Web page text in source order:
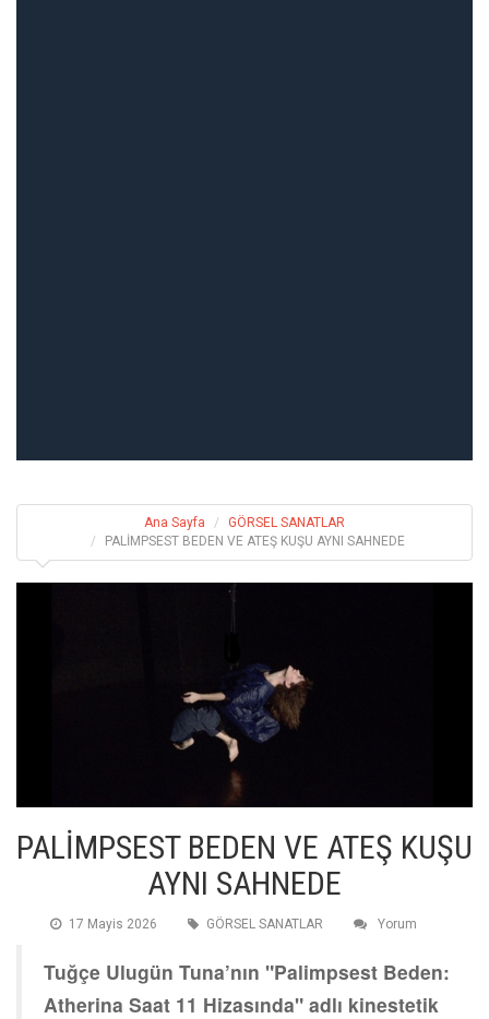
Ana Sayfa
GÖRSEL SANATLAR
PALİMPSEST BEDEN VE ATEŞ KUŞU AYNI SAHNEDE
PALİMPSEST BEDEN VE ATEŞ KUŞU
AYNI SAHNEDE
17 Mayis 2026 GÖRSEL SANATLAR Yorum
Tuğçe Ulugün Tuna’nın "Palimpsest Beden:
Atherina Saat 11 Hizasında" adlı kinestetik